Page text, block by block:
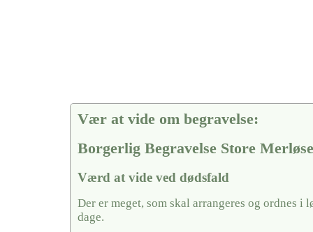
Vær at vide om begravelse:
Borgerlig Begravelse Store Merløse
Værd at vide ved dødsfald
Der er meget, som skal arrangeres og ordnes i
dage.